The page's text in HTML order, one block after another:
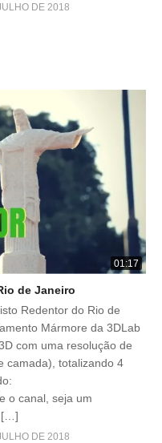
DE 2018
01:17
de Janeiro
Redentor do Rio de
Mármore da 3DLab
com uma resolução de
camada), totalizando 4
o canal, seja um
[…]
DE 2018